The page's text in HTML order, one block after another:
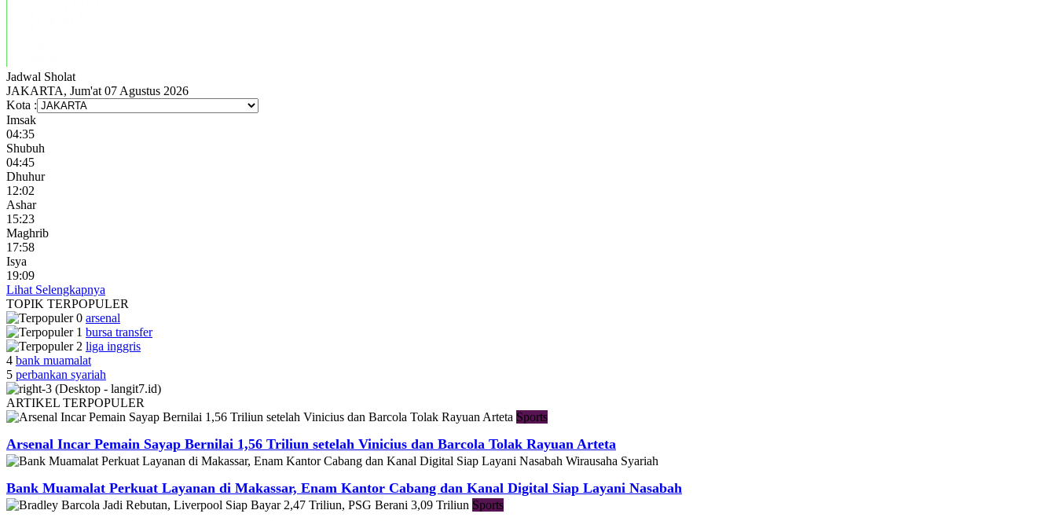
Jadwal Sholat
JAKARTA, Jum'at 07 Agustus 2026
Kota :
Imsak
04:35
Shubuh
04:45
Dhuhur
12:02
Ashar
15:23
Maghrib
17:58
Isya
19:09
Lihat Selengkapnya
TOPIK TERPOPULER
arsenal
bursa transfer
liga inggris
4 bank muamalat
5 perbankan syariah
ARTIKEL TERPOPULER
Sports
Arsenal Incar Pemain Sayap Bernilai 1,56 Triliun setelah Vinicius dan Barcola Tolak Rayuan Arteta
Wirausaha Syariah
Bank Muamalat Perkuat Layanan di Makassar, Enam Kantor Cabang dan Kanal Digital Siap Layani Nasabah
Sports